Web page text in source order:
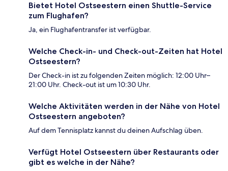
Bietet Hotel Ostseestern einen Shuttle-Service
zum Flughafen?
Ja, ein Flughafentransfer ist verfügbar.
Welche Check-in- und Check-out-Zeiten hat Hotel
Ostseestern?
Der Check-in ist zu folgenden Zeiten möglich: 12:00 Uhr–
21:00 Uhr. Check-out ist um 10:30 Uhr.
Welche Aktivitäten werden in der Nähe von Hotel
Ostseestern angeboten?
Auf dem Tennisplatz kannst du deinen Aufschlag üben.
Verfügt Hotel Ostseestern über Restaurants oder
gibt es welche in der Nähe?